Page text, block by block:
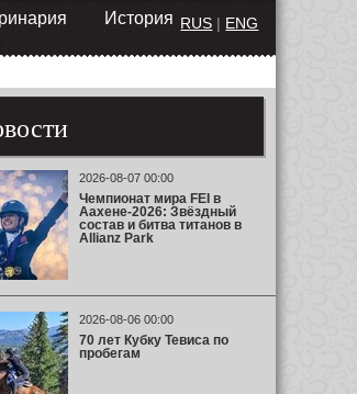
История RUS | ENG
2026-08-07 00:00
Чемпионат мира FEI в
Аахене-2026: Звёздный
состав и битва титанов в
Allianz Park
2026-08-06 00:00
70 лет Кубку Тевиса по
пробегам